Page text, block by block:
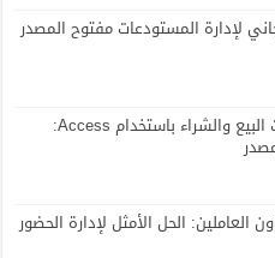
لإدارة المستودعات مفتوح المصدر
برنامج إدارة حركات البيع والشراء باستخدام Access:
العاملين: الحل الأمثل لإدارة الحضور